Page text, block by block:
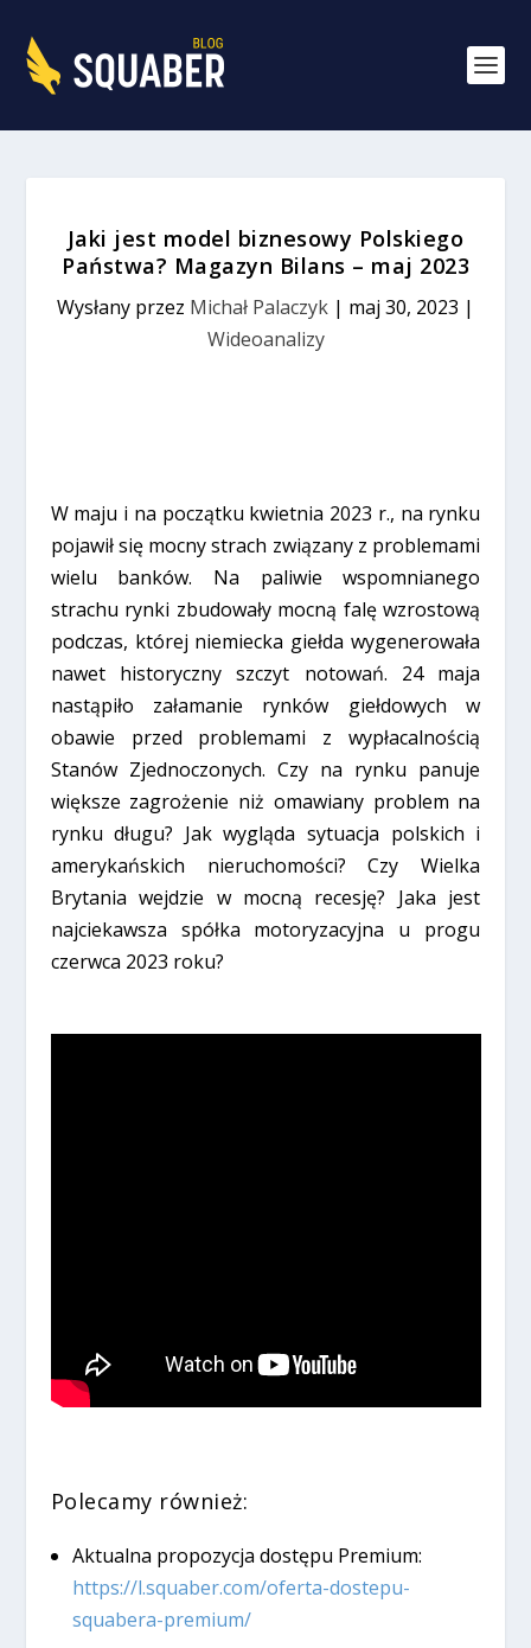
Jaki jest model biznesowy Polskiego
Państwa? Magazyn Bilans – maj 2023
Wysłany przez Michał Palaczyk | maj 30, 2023 |
Wideoanalizy
W maju i na początku kwietnia 2023 r., na rynku
pojawił się mocny strach związany z problemami
wielu banków. Na paliwie wspomnianego
strachu rynki zbudowały mocną falę wzrostową
podczas, której niemiecka giełda wygenerowała
nawet historyczny szczyt notowań. 24 maja
nastąpiło załamanie rynków giełdowych w
obawie przed problemami z wypłacalnością
Stanów Zjednoczonych. Czy na rynku panuje
większe zagrożenie niż omawiany problem na
rynku długu? Jak wygląda sytuacja polskich i
amerykańskich nieruchomości? Czy Wielka
Brytania wejdzie w mocną recesję? Jaka jest
najciekawsza spółka motoryzacyjna u progu
czerwca 2023 roku?
Polecamy również:
Aktualna propozycja dostępu Premium:
https://l.squaber.com/oferta-dostepu-
squabera-premium/